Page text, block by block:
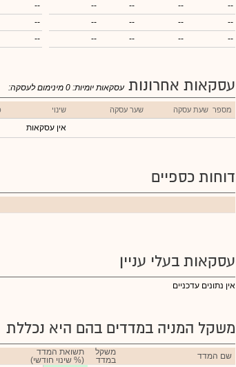
--
--
--
--
--
--
--
--
--
--
--
--
--
--
--
עסקאות אחרונות עסקאות יומיות: 0 מינימום לעסקה:
מספר שעת עסקה שער עסקה שינוי
אין עסקאות
דוחות כספיים
עסקאות בעלי עניין
אין נתונים עדכניים
משקל המניה במדדים בהם היא נכללת
שם המדד
משקל
במדד
תשואת המדד
(% שינוי חודשי)